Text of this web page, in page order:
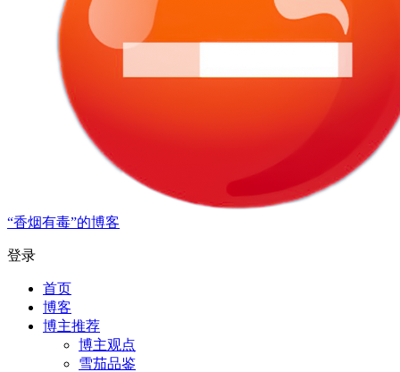
“香烟有毒”的博客
登录
首页
博客
博主推荐
博主观点
雪茄品鉴